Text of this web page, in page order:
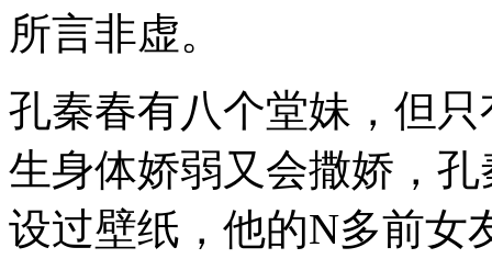
所言非虚。
孔秦春有八个堂妹，但
生身体娇弱又会撒娇，
设过壁纸，他的N多前女